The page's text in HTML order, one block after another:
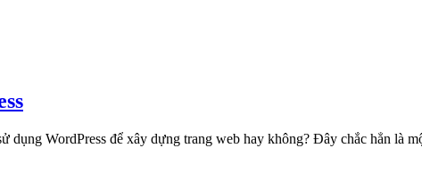
dụng WordPress để xây dựng trang web hay không? Đây chắc hẳn là